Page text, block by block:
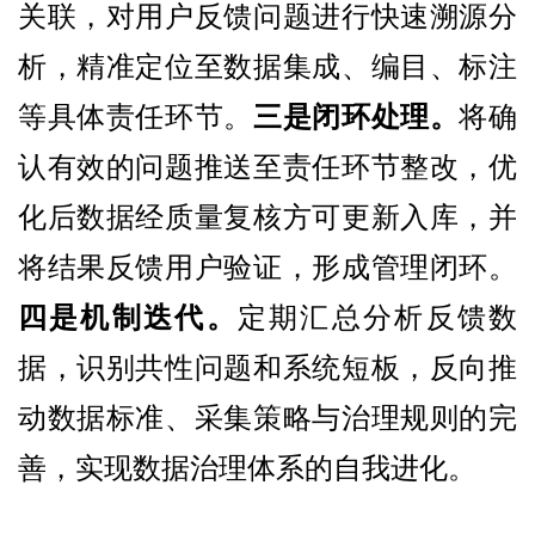
关联，对用户反馈问题进行快速溯源分
析，精准定位至数据集成、编目、标注
等具体责任环节。 三是闭环处理。将确
认有效的问题推送至责任环节整改，优
化后数据经质量复核方可更新入库，并
将结果反馈用户验证，形成管理闭环。
四是机制迭代。 定期汇总分析反馈数
据，识别共性问题和系统短板，反向推
动数据标准、采集策略与治理规则的完
善，实现数据治理体系的自我进化。